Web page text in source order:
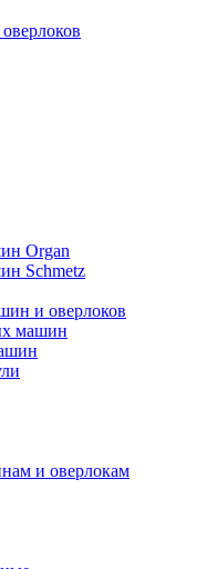
Organ
Schmetz
и оверлоков
машин
и оверлокам